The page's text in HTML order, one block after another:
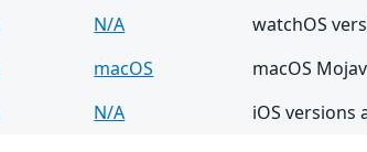
N/A
watchOS
macOS
macOS
N/A iOS versions